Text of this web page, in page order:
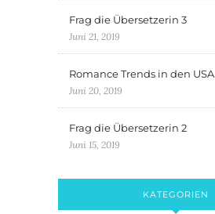
Frag die Übersetzerin 3
Juni 21, 2019
Romance Trends in den USA
Juni 20, 2019
Frag die Übersetzerin 2
Juni 15, 2019
KATEGORIEN